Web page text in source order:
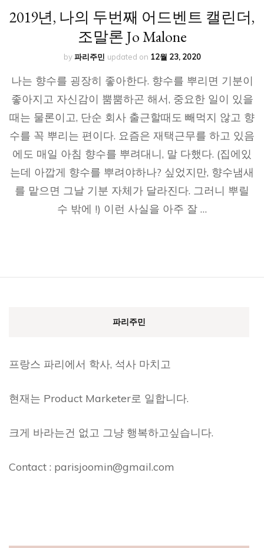
2019년, 나의 두번째 어드벤트 캘린더,
조말론 Jo Malone
by파리주민 updated on 12월 23, 2020
나는 향수를 굉장히 좋아한다. 향수를 뿌리면 기분이
좋아지고 자신감이 뿜뿜하곤 해서, 중요한 일이 있을
때는 물론이고, 단순 회사 출근할때도 빼먹지 않고 향
수를 꼭 뿌리는 편이다. 요즘은 재택근무를 하고 있음
에도 매일 아침 향수를 뿌려대니, 말 다했다. (집에있
는데 아깝게 향수를 뿌려야하나? 싶었지만, 향수냄새
를 맡으면 그날 기분 자체가 달라진다. 그러니 뿌릴
수 밖에 !) 이런 사실을 아주 잘 …
파리주민
프랑스 파리에서 학사, 석사 마치고
현재는 Product Marketer로 일합니다.
크게 바라는건 없고 그냥 행복하고싶습니다.
Contact : parisjoomin@gmail.com